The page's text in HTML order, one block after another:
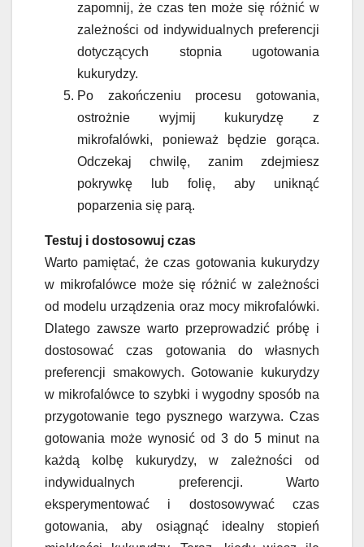
zapomnij, że czas ten może się różnić w
zależności od indywidualnych preferencji
dotyczących stopnia ugotowania
kukurydzy.
Po zakończeniu procesu gotowania,
ostrożnie wyjmij kukurydzę z
mikrofalówki, ponieważ będzie gorąca.
Odczekaj chwilę, zanim zdejmiesz
pokrywkę lub folię, aby uniknąć
poparzenia się parą.
Testuj i dostosowuj czas
Warto pamiętać, że czas gotowania kukurydzy
w mikrofalówce może się różnić w zależności
od modelu urządzenia oraz mocy mikrofalówki.
Dlatego zawsze warto przeprowadzić próbę i
dostosować czas gotowania do własnych
preferencji smakowych. Gotowanie kukurydzy
w mikrofalówce to szybki i wygodny sposób na
przygotowanie tego pysznego warzywa. Czas
gotowania może wynosić od 3 do 5 minut na
każdą kolbę kukurydzy, w zależności od
indywidualnych preferencji. Warto
eksperymentować i dostosowywać czas
gotowania, aby osiągnąć idealny stopień